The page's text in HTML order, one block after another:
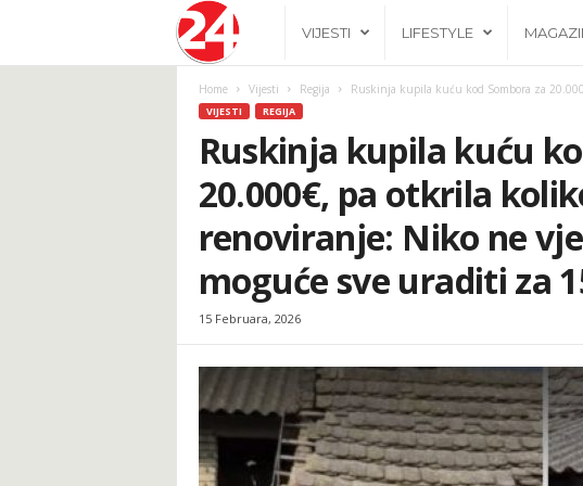
h
.
b
a
VIJESTI LIFESTYLE
Home Vijesti Regija Ruskinja kupila kuću kod Sombora za
VIJESTI REGIJA
Ruskinja kupila kuću
20.000€, pa otkrila
renoviranje: Niko ne
moguće sve uraditi za
15 Februara, 2026